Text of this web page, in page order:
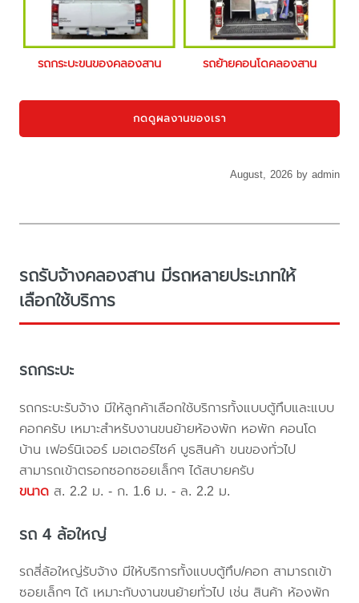
รถกระบะขนของคลองสาน รถย้ายคอนโดคลองสาน
กดดูผลงานของเรา
August, 2026 by admin
รถรับจ้างคลองสาน มีรถหลายประเภทให้
เลือกใช้บริการ
รถกระบะ
รถกระบะรับจ้าง มีให้ลูกค้าเลือกใช้บริการทั้งแบบตู้ทึบและแบบ
คอกครับ เหมาะสำหรับงานขนย้ายห้องพัก หอพัก คอนโด
บ้าน เฟอร์นิเจอร์ มอเตอร์ไซค์ บูธสินค้า ขนของทั่วไป
สามารถเข้าตรอกซอกซอยเล็กๆ ได้สบายครับ
ขนาด ส. 2.2 ม. - ก. 1.6 ม. - ล. 2.2 ม.
รถ 4 ล้อใหญ่
รถสี่ล้อใหญ่รับจ้าง มีให้บริการทั้งแบบตู้ทึบ/คอก สามารถเข้า
ซอยเล็กๆ ได้ เหมาะกับงานขนย้ายทั่วไป เช่น สินค้า ห้องพัก